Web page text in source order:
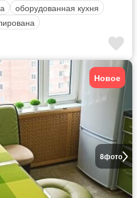
оборудованная кухня
8фото
Новое